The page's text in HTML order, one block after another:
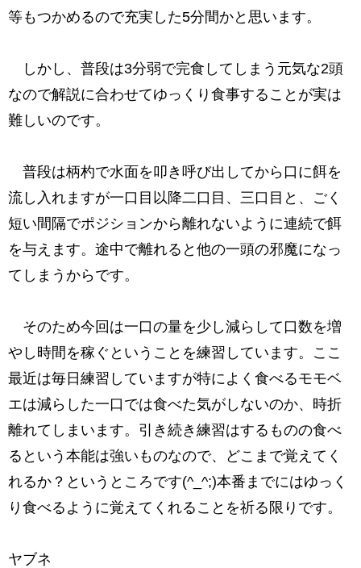
等もつかめるので充実した5分間かと思います。
しかし、普段は3分弱で完食してしまう元気な2頭
なので解説に合わせてゆっくり食事することが実は
難しいのです。
普段は柄杓で水面を叩き呼び出してから口に餌を
流し入れますが一口目以降二口目、三口目と、ごく
短い間隔でポジションから離れないように連続で餌
を与えます。途中で離れると他の一頭の邪魔になっ
てしまうからです。
そのため今回は一口の量を少し減らして口数を増
やし時間を稼ぐということを練習しています。ここ
最近は毎日練習していますが特によく食べるモモベ
エは減らした一口では食べた気がしないのか、時折
離れてしまいます。引き続き練習はするものの食べ
るという本能は強いものなので、どこまで覚えてく
れるか？というところです(^_^;)本番までにはゆっく
り食べるように覚えてくれることを祈る限りです。
ヤブネ